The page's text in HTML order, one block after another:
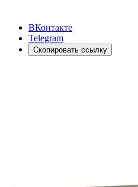
ВКонтакте
Telegram
Скопировать ссылку